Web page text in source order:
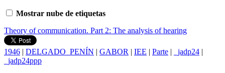
Mostrar nube de etiquetas
Theory of communication. Part 2: The analysis of hearing
1946 | DELGADO_PENÍN | GABOR | IEE | Parte | _jadp24 |
_jadp24ppp